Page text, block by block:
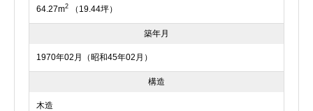
64.27m2 （19.44坪）
築年月
1970年02月（昭和45年02月）
構造
木造